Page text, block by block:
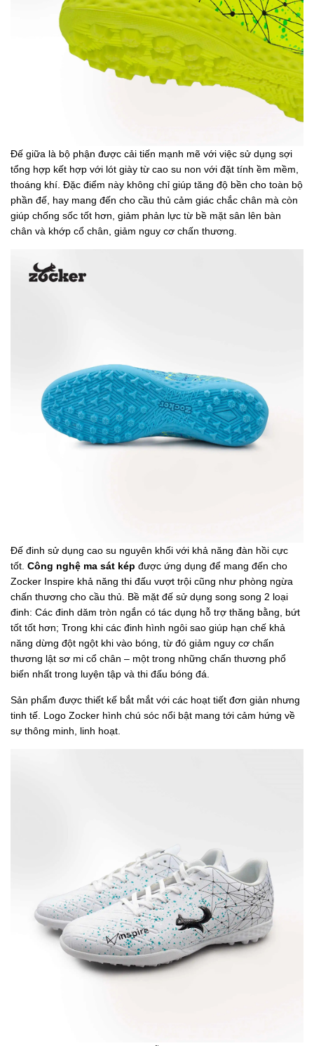
Đế giữa là bộ phận được cải tiến mạnh mẽ với việc sử dụng sợi
tổng hợp kết hợp với lót giày từ cao su non với đặt tính ềm mềm,
thoáng khí. Đặc điểm này không chỉ giúp tăng độ bền cho toàn bộ
phần đế, hay mang đến cho cầu thủ cảm giác chắc chân mà còn
giúp chống sốc tốt hơn, giảm phản lực từ bề mặt sân lên bàn
chân và khớp cổ chân, giảm nguy cơ chấn thương.
Đế đinh sử dụng cao su nguyên khối với khả năng đàn hồi cực
tốt. Công nghệ ma sát kép được ứng dụng để mang đến cho
Zocker Inspire khả năng thi đấu vượt trội cũng như phòng ngừa
chấn thương cho cầu thủ. Bề mặt đế sử dụng song song 2 loại
đinh: Các đinh dăm tròn ngắn có tác dụng hỗ trợ thăng bằng, bứt
tốt tốt hơn; Trong khi các đinh hình ngôi sao giúp hạn chế khả
năng dừng đột ngột khi vào bóng, từ đó giảm nguy cơ chấn
thương lật sơ mi cổ chân – một trong những chấn thương phổ
biến nhất trong luyện tập và thi đấu bóng đá.
Sản phẩm được thiết kế bắt mắt với các hoạt tiết đơn giản nhưng
tinh tế. Logo Zocker hình chú sóc nổi bật mang tới cảm hứng về
sự thông minh, linh hoạt.